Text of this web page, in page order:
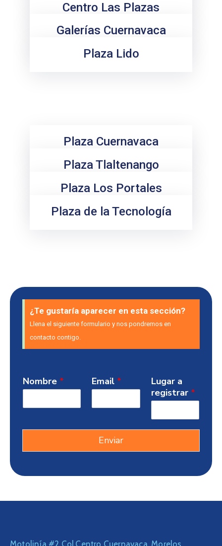
Centro Las Plazas
Galerías Cuernavaca
Plaza Lido
Plaza Cuernavaca
Plaza Tlaltenango
Plaza Los Portales
Plaza de la Tecnología
¿Te gustaría aparecer en esta sección?
Llena el siguiente formulario y nos pondremos en
contacto contigo.
Nombre * Email *
Lugar a
registrar *
Enviar
Motolinía #2 Col.Centro Cuernavaca, Morelos